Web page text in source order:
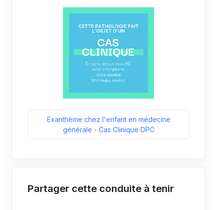
Exanthème chez l'enfant en médecine
générale - Cas Clinique DPC
Partager cette conduite à tenir